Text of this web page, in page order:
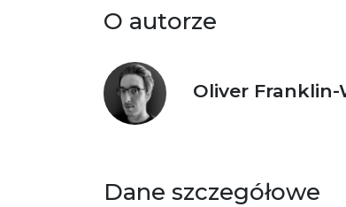
O autorze
Oliver Franklin-
Dane szczegółowe